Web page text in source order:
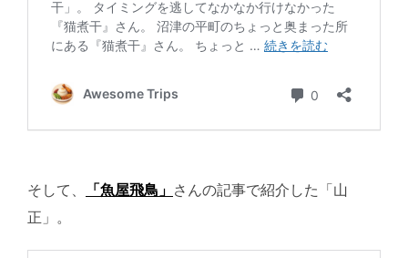
そして、 「魚屋飛鳥」 さんの記事で紹介した「山
正」。